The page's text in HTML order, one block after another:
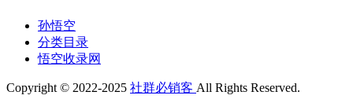
孙悟空
分类目录
悟空收录网
Copyright © 2022-2025 社群必销客 All Rights Reserved.